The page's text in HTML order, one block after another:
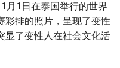
月1日在泰国举行的世界
彩排的照片，呈现了变性
显了变性人在社会文化活